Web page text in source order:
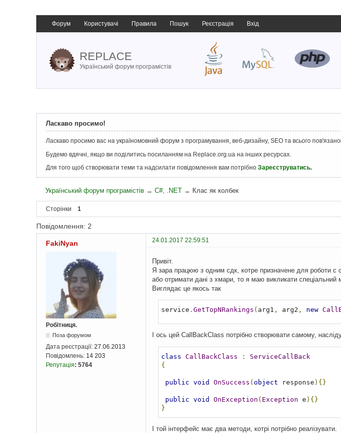
Форум Користувачі Правила Пошук Реєстрація Вхід
REPLACE
Український форум програмістів
Ласкаво просимо!
Ласкаво просимо вас на україномовний форум з програмування, веб-дизайну, SEO та всього
Будемо вдячні, якщо ви поділитись посиланням на Replace.org.ua на інших ресурсах.
Для того щоб створювати теми та надсилати повідомлення вам потрібно Зареєструватись.
Український форум програмістів →C#, .NET → Клас як колбек
Сторінки 1
Повідомлення: 2
FakiNyan 24.01.2017 22:59:51
Робітниця.
Поза форумом
Дата реєстрації: 27.06.2013
Повідомлень: 14 203
Репутація: 5764
Привіт.
Я зара працюю з одним сдк, котре призначене для роботи с
або отримати дані з хмари, то я маю викликати спеціальний
Виглядає це якось так
service . GetTopNRankings ( arg1 , arg2 , new
І ось цей CallBackClass потрібно створювати самому,
class CallBackClass :
ServiceCallBack
{
public void OnSuccess (object response ){}
public void OnException ( Exception e ){}
}
І той інтерфейс має два методи, котрі потрібно реалізувати.